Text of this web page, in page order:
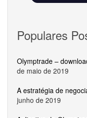
Populares
Olymptrade –
de maio de 2019
A estratégia de
junho de 2019